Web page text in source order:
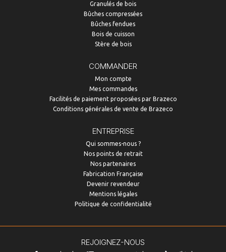
Granulés de bois
Bûches compressées
Bûches fendues
Bois de cuisson
Stère de bois
COMMANDER
Mon compte
Mes commandes
Facilités de paiement proposées par Brazeco
Conditions générales de vente de Brazeco
ENTREPRISE
Qui sommes-nous ?
Nos points de retrait
Nos partenaires
Fabrication Française
Devenir revendeur
Mentions légales
Politique de confidentialité
REJOIGNEZ-NOUS